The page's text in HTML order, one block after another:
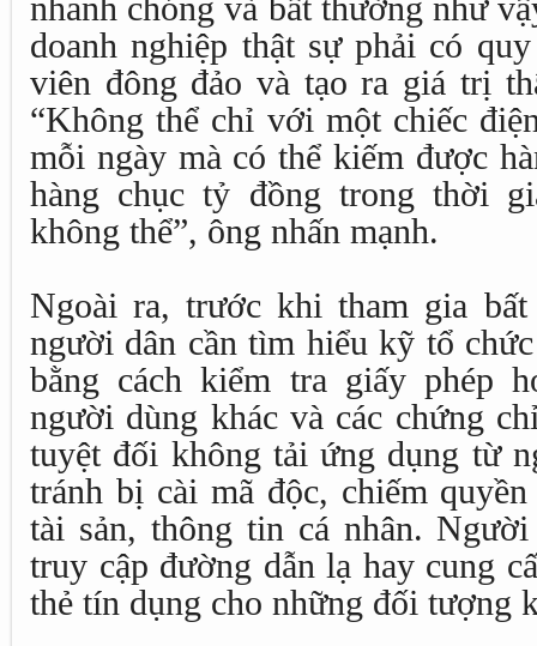
nhanh chóng và bất thường như
doanh nghiệp thật sự phải có
viên đông đảo và tạo ra giá trị
“Không thể chỉ với một chiếc
mỗi ngày mà có thể kiếm được
hàng chục tỷ đồng trong thời
không thể”, ông nhấn mạnh.
Ngoài ra, trước khi tham gia
người dân cần tìm hiểu kỹ tổ
bằng cách kiểm tra giấy phép
người dùng khác và các chứng
tuyệt đối không tải ứng dụng từ
tránh bị cài mã độc, chiếm
tài sản, thông tin cá nhân.
truy cập đường dẫn lạ hay cung
thẻ tín dụng cho những đối tượng